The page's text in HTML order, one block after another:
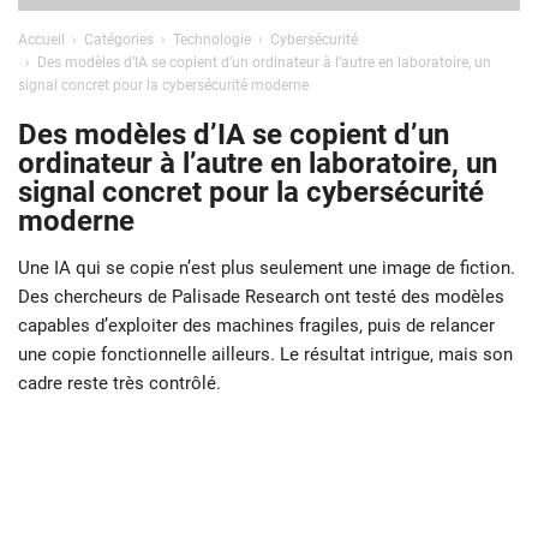
Accueil Catégories Technologie
Cybersécurité
Des modèles d’IA se copient d’un ordinateur à l’autre en laboratoire, un
signal concret pour la cybersécurité moderne
Des modèles d’IA se copient d’un
ordinateur à l’autre en laboratoire, un
signal concret pour la cybersécurité
moderne
Une IA qui se copie n’est plus seulement une image de fiction.
Des chercheurs de Palisade Research ont testé des modèles
capables d’exploiter des machines fragiles, puis de relancer
une copie fonctionnelle ailleurs. Le résultat intrigue, mais son
cadre reste très contrôlé.